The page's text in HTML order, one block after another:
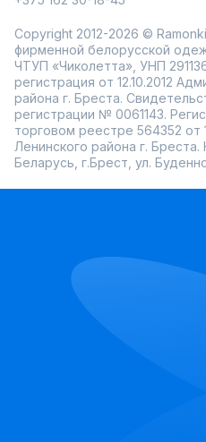
Copyright 2012-2026 ©
фирменной белорусской
ЧТУП «Чиколетта», УНП
регистрация от 12.10.2012
района г. Бреста.
регистрации № 0061143.
торговом реестре 564352 от
Ленинского района г.
Беларусь, г.Брест, ул.